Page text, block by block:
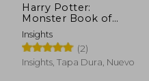
Harry Potter:
Monster Book of
Monsters Plush
Journal (en Inglés)
Insights
(2)
Insights, Tapa Dura, Nuevo